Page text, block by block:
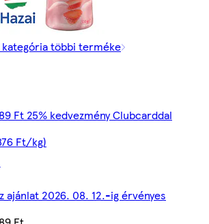
kategória többi terméke
Ft 25% kedvezmény Clubcarddal
Ft/kg)
ajánlat 2026. 08. 12.-ig érvényes